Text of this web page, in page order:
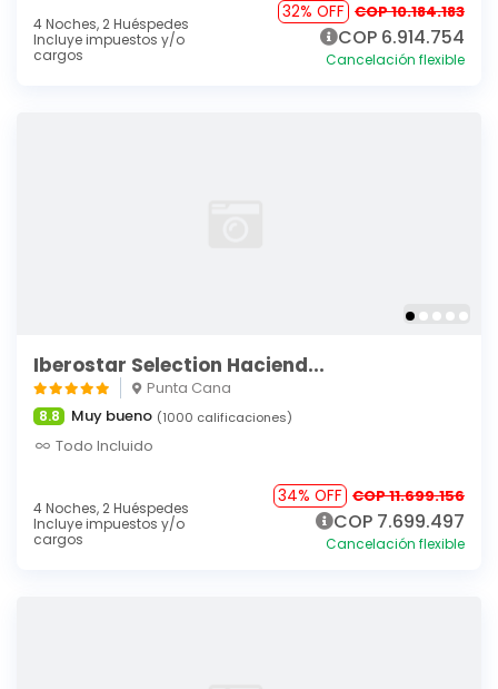
4 Noches, 2 Huéspedes
Incluye impuestos y/o
cargos
32% OFF COP 10.184.183
COP 6.914.754
Cancelación flexible
Iberostar Selection Haciend...
Punta Cana
8.8 Muy bueno (1000 calificaciones)
Todo Incluido
4 Noches, 2 Huéspedes
Incluye impuestos y/o
cargos
34% OFF COP 11.699.156
COP 7.699.497
Cancelación flexible